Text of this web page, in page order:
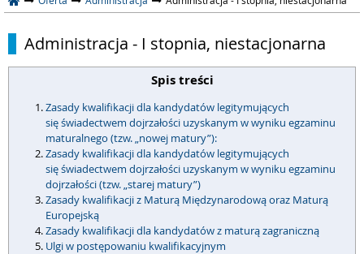
Administracja - I stopnia, niestacjonarna
Spis treści
Zasady kwalifikacji dla kandydatów legitymujących
się świadectwem dojrzałości uzyskanym w wyniku egzaminu
maturalnego (tzw. „nowej matury”):
Zasady kwalifikacji dla kandydatów legitymujących
się świadectwem dojrzałości uzyskanym w wyniku egzaminu
dojrzałości (tzw. „starej matury”)
Zasady kwalifikacji z Maturą Międzynarodową oraz Maturą
Europejską
Zasady kwalifikacji dla kandydatów z maturą zagraniczną
Ulgi w postępowaniu kwalifikacyjnym